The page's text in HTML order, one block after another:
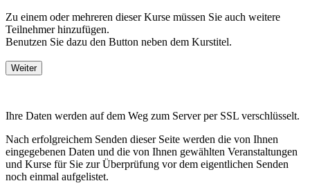
Zu einem oder mehreren dieser Kurse müssen Sie auch weitere
Teilnehmer hinzufügen.
Benutzen Sie dazu den Button neben dem Kurstitel.
Weiter
Ihre Daten werden auf dem Weg zum Server per SSL verschlüsselt.
Nach erfolgreichem Senden dieser Seite werden die von Ihnen
eingegebenen Daten und die von Ihnen gewählten Veranstaltungen
und Kurse für Sie zur Überprüfung vor dem eigentlichen Senden
noch einmal aufgelistet.